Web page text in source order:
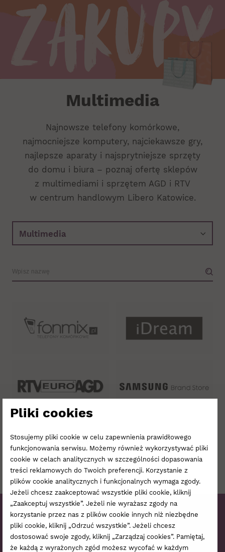
Zakupy
Multimedia
Najnowsze telefony komórkowe,
najmocniejsze komputery, najciekawsze gry,
najlepsze aparaty i najsprytniejsze sprzęty
do domu i biura – poznaj ofertę sklepów
z multimediami i sprzętem AGD i RTV
w centrum handlowym Libero Katowice.
Wyszukiwarka.
sklepu
Bądźmy w kontakcie!
Pliki cookies
Stosujemy pliki cookie w celu zapewnienia prawidłowego
funkcjonowania serwisu. Możemy również wykorzystywać pliki
cookie w celach analitycznych w szczególności dopasowania
treści reklamowych do Twoich preferencji. Korzystanie z
plików cookie analitycznych i funkcjonalnych wymaga zgody.
Jeżeli chcesz zaakceptować wszystkie pliki cookie, kliknij
„Zaakceptuj wszystkie”. Jeżeli nie wyrażasz zgody na
korzystanie przez nas z plików cookie innych niż niezbędne
pliki cookie, kliknij „Odrzuć wszystkie”. Jeżeli chcesz
dostosować swoje zgody, kliknij „Zarządzaj cookies”. Pamiętaj,
że każdą z wyrażonych zgód możesz wycofać w każdym